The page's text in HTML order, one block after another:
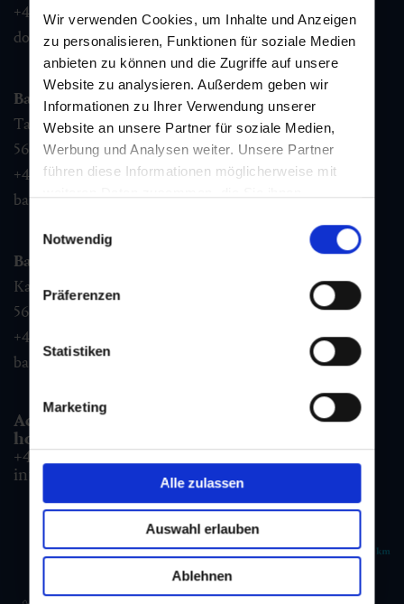
Wir verwenden Cookies, um Inhalte und Anzeigen
zu personalisieren, Funktionen für soziale Medien
anbieten zu können und die Zugriffe auf unsere
Website zu analysieren. Außerdem geben wir
Informationen zu Ihrer Verwendung unserer
Website an unsere Partner für soziale Medien,
Werbung und Analysen weiter. Unsere Partner
führen diese Informationen möglicherweise mit
Nutzung der Dienste gesammelt haben.
Notwendig
Präferenzen
Statistiken
Marketing
Alle zulassen
Auswahl erlauben
Ablehnen
+43 6432 3393 460
dorfgastein@gastein.com
Bad Hofgastein
Tauernplatz 1,
5630 Bad Hofgastein
+43 6432 3393 260
badhofgastein@gastein.com
Bad Gastein
Kaiser Franz Josefstr. 27,
5640
+43 6432 3393 560
badgastein@gastein.com
Accommodation information & Booking
hotline:
+43 6432 3393 990
info@gastein.com